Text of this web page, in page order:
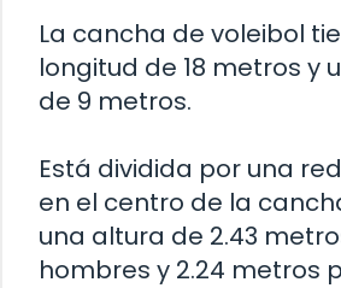
La cancha de voleibol
longitud de 18 metros y
de 9 metros.
Está dividida por una
en el centro de la
una altura de 2.43
hombres y 2.24 metros